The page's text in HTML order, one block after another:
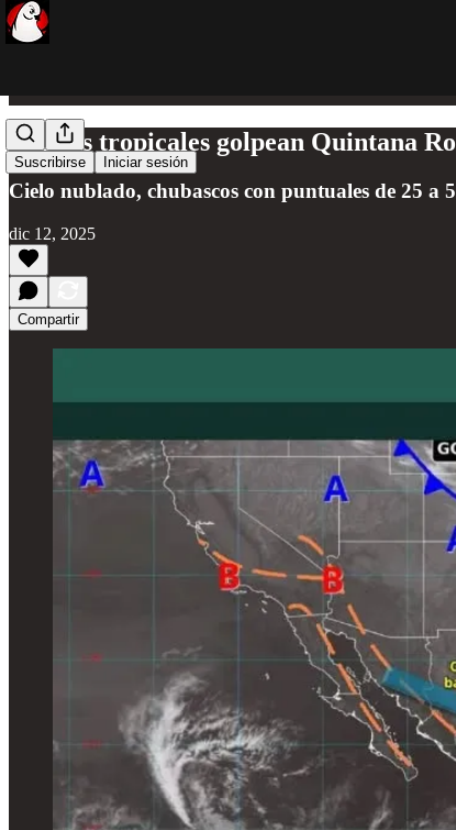
Suscribirse Iniciar sesión
Lluvias tropicales golpean Quintana
Cielo nublado, chubascos con puntuales de 25 a
dic 12, 2025
Compartir